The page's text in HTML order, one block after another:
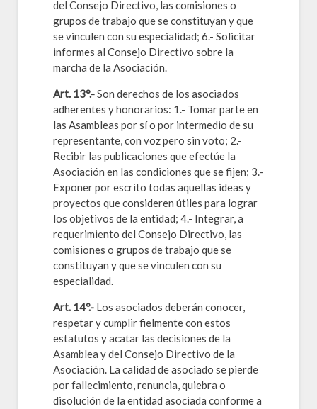
del Consejo Directivo, las comisiones o
grupos de trabajo que se constituyan y que
se vinculen con su especialidad; 6.- Solicitar
informes al Consejo Directivo sobre la
marcha de la Asociación.
Art. 13°.-Son derechos de los asociados
adherentes y honorarios: 1.- Tomar parte en
las Asambleas por sí o por intermedio de su
representante, con voz pero sin voto; 2.-
Recibir las publicaciones que efectúe la
Asociación en las condiciones que se fijen; 3.-
Exponer por escrito todas aquellas ideas y
proyectos que consideren útiles para lograr
los objetivos de la entidad; 4.- Integrar, a
requerimiento del Consejo Directivo, las
comisiones o grupos de trabajo que se
constituyan y que se vinculen con su
especialidad.
Art. 14º.- Los asociados deberán conocer,
respetar y cumplir fielmente con estos
estatutos y acatar las decisiones de la
Asamblea y del Consejo Directivo de la
Asociación. La calidad de asociado se pierde
por fallecimiento, renuncia, quiebra o
disolución de la entidad asociada conforme a